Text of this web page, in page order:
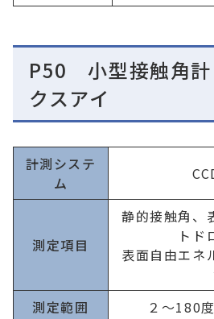
P50 小型接触角
クスアイ
計測システ
ム
測定項目
静的接触角、
トド
表面自由エネ
測定範囲
２～180